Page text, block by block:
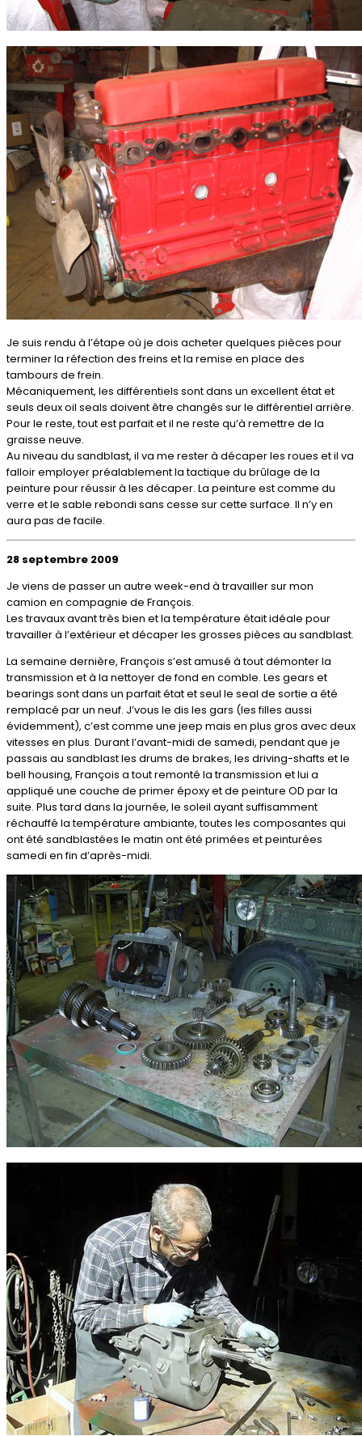
Je suis rendu à l’étape où je dois acheter quelques pièces pour
terminer la réfection des freins et la remise en place des
tambours de frein.
Mécaniquement, les différentiels sont dans un excellent état et
seuls deux oil seals doivent être changés sur le différentiel arrière.
Pour le reste, tout est parfait et il ne reste qu’à remettre de la
graisse neuve.
Au niveau du sandblast, il va me rester à décaper les roues et il va
falloir employer préalablement la tactique du brûlage de la
peinture pour réussir à les décaper. La peinture est comme du
verre et le sable rebondi sans cesse sur cette surface. Il n’y en
aura pas de facile.
28 septembre 2009
Je viens de passer un autre week-end à travailler sur mon
camion en compagnie de François.
Les travaux avant très bien et la température était idéale pour
travailler à l’extérieur et décaper les grosses pièces au sandblast.
La semaine dernière, François s’est amusé à tout démonter la
transmission et à la nettoyer de fond en comble. Les gears et
bearings sont dans un parfait état et seul le seal de sortie a été
remplacé par un neuf. J’vous le dis les gars (les filles aussi
évidemment), c’est comme une jeep mais en plus gros avec deux
vitesses en plus. Durant l’avant-midi de samedi, pendant que je
passais au sandblast les drums de brakes, les driving-shafts et le
bell housing, François a tout remonté la transmission et lui a
appliqué une couche de primer époxy et de peinture OD par la
suite. Plus tard dans la journée, le soleil ayant suffisamment
réchauffé la température ambiante, toutes les composantes qui
ont été sandblastées le matin ont été primées et peinturées
samedi en fin d’après-midi.